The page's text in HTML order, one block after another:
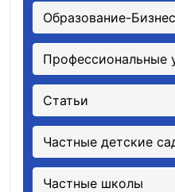
Образование-Бизнес
Профессиональные
Статьи
Частные детские
Частные школы